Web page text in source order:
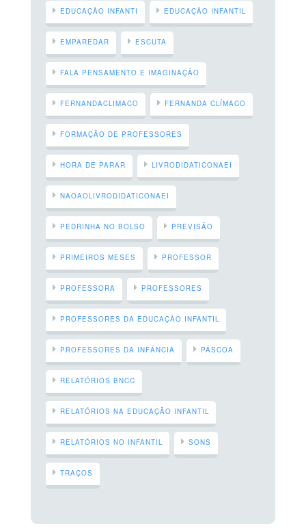
EDUCAÇÃO INFANTI EDUCAÇÃO INFANTIL
EMPAREDAR ESCUTA
FALA PENSAMENTO E IMAGINAÇÃO
FERNANDACLIMACO FERNANDA CLÍMACO
FORMAÇÃO DE PROFESSORES
HORA DE PARAR LIVRODIDATICONAEI
NAOAOLIVRODIDATICONAEI
PEDRINHA NO BOLSO PREVISÃO
PRIMEIROS MESES PROFESSOR
PROFESSORA PROFESSORES
PROFESSORES DA EDUCAÇÃO INFANTIL
PROFESSORES DA INFÂNCIA PÁSCOA
RELATÓRIOS BNCC
RELATÓRIOS NA EDUCAÇÃO INFANTIL
RELATÓRIOS NO INFANTIL SONS
TRAÇOS